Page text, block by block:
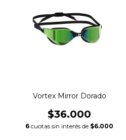
Vortex Mirror Dorado
$36.000
6 cuotas sin interés de $6.000